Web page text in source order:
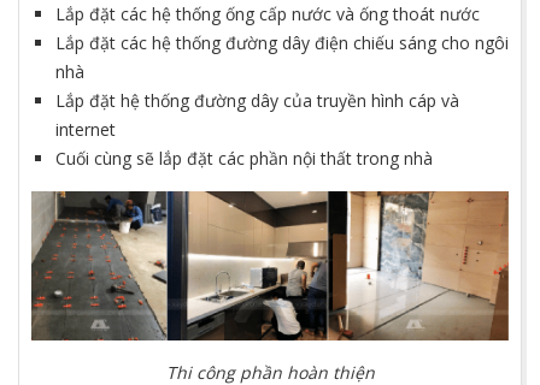
Lắp đặt các hệ thống ống cấp nước và ống thoát nước
Lắp đặt các hệ thống đường dây điện chiếu sáng cho ngôi
nhà
Lắp đặt hệ thống đường dây của truyền hình cáp và
internet
Cuối cùng sẽ lắp đặt các phần nội thất trong nhà
Thi công phần hoàn thiện